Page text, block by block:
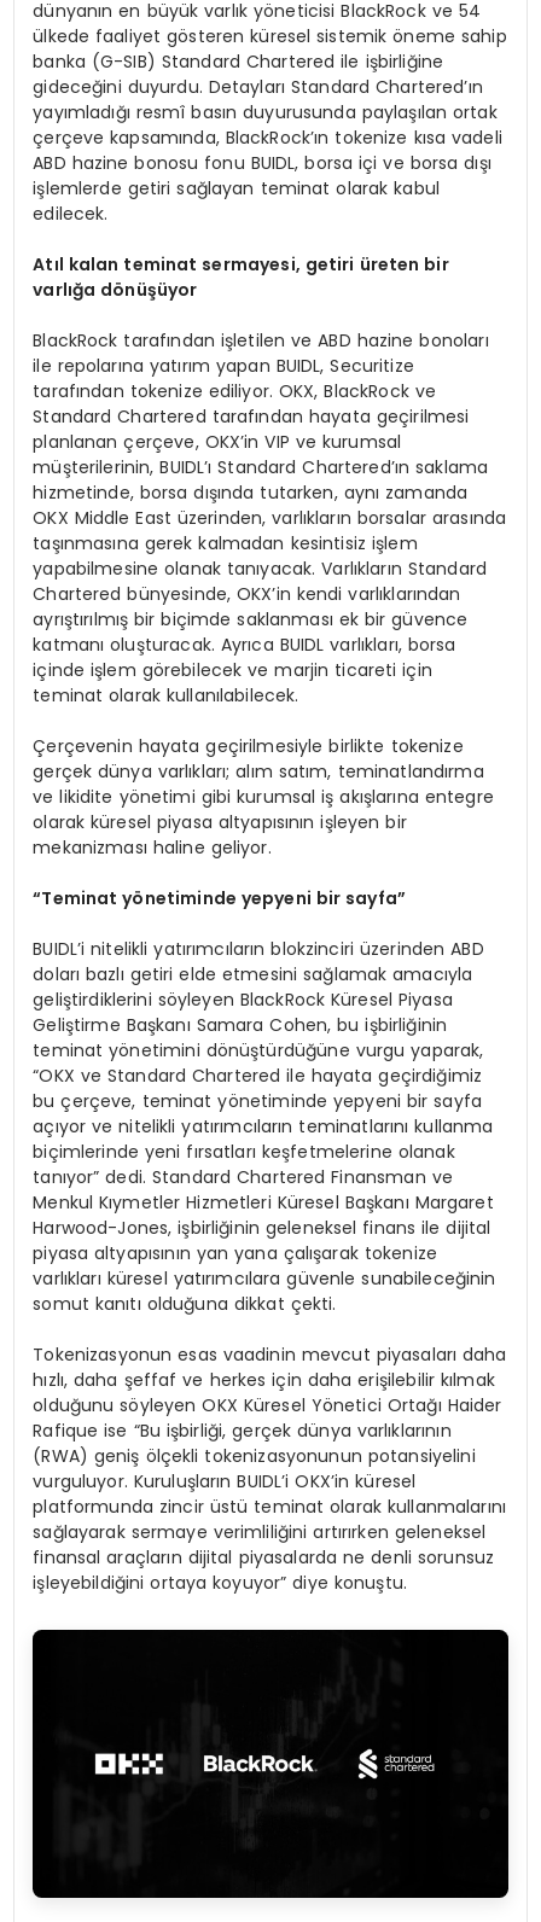
dünyanın en büyük varlık yöneticisi BlackRock ve 54
ülkede faaliyet gösteren küresel sistemik öneme sahip
banka (G-SIB) Standard Chartered ile işbirliğine
gideceğini duyurdu. Detayları Standard Chartered’ın
yayımladığı resmî basın duyurusunda paylaşılan ortak
çerçeve kapsamında, BlackRock’ın tokenize kısa vadeli
ABD hazine bonosu fonu BUIDL, borsa içi ve borsa dışı
işlemlerde getiri sağlayan teminat olarak kabul
edilecek.
Atıl kalan teminat sermayesi, getiri üreten bir
varlığa dönüşüyor
BlackRock tarafından işletilen ve ABD hazine bonoları
ile repolarına yatırım yapan BUIDL, Securitize
tarafından tokenize ediliyor. OKX, BlackRock ve
Standard Chartered tarafından hayata geçirilmesi
planlanan çerçeve, OKX’in VIP ve kurumsal
müşterilerinin, BUIDL’ı Standard Chartered’ın saklama
hizmetinde, borsa dışında tutarken, aynı zamanda
OKX Middle East üzerinden, varlıkların borsalar arasında
taşınmasına gerek kalmadan kesintisiz işlem
yapabilmesine olanak tanıyacak. Varlıkların Standard
Chartered bünyesinde, OKX’in kendi varlıklarından
ayrıştırılmış bir biçimde saklanması ek bir güvence
katmanı oluşturacak. Ayrıca BUIDL varlıkları, borsa
içinde işlem görebilecek ve marjin ticareti için
teminat olarak kullanılabilecek.
Çerçevenin hayata geçirilmesiyle birlikte tokenize
gerçek dünya varlıkları; alım satım, teminatlandırma
ve likidite yönetimi gibi kurumsal iş akışlarına entegre
olarak küresel piyasa altyapısının işleyen bir
mekanizması haline geliyor.
“Teminat yönetiminde yepyeni bir sayfa”
BUIDL’i nitelikli yatırımcıların blokzinciri üzerinden ABD
doları bazlı getiri elde etmesini sağlamak amacıyla
geliştirdiklerini söyleyen BlackRock Küresel Piyasa
Geliştirme Başkanı Samara Cohen, bu işbirliğinin
teminat yönetimini dönüştürdüğüne vurgu yaparak,
“OKX ve Standard Chartered ile hayata geçirdiğimiz
bu çerçeve, teminat yönetiminde yepyeni bir sayfa
açıyor ve nitelikli yatırımcıların teminatlarını kullanma
biçimlerinde yeni fırsatları keşfetmelerine olanak
tanıyor” dedi. Standard Chartered Finansman ve
Menkul Kıymetler Hizmetleri Küresel Başkanı Margaret
Harwood-Jones, işbirliğinin geleneksel finans ile dijital
piyasa altyapısının yan yana çalışarak tokenize
varlıkları küresel yatırımcılara güvenle sunabileceğinin
somut kanıtı olduğuna dikkat çekti.
Tokenizasyonun esas vaadinin mevcut piyasaları daha
hızlı, daha şeffaf ve herkes için daha erişilebilir kılmak
olduğunu söyleyen OKX Küresel Yönetici Ortağı Haider
Rafique ise “Bu işbirliği, gerçek dünya varlıklarının
(RWA) geniş ölçekli tokenizasyonunun potansiyelini
vurguluyor. Kuruluşların BUIDL’i OKX’in küresel
platformunda zincir üstü teminat olarak kullanmalarını
sağlayarak sermaye verimliliğini artırırken geleneksel
finansal araçların dijital piyasalarda ne denli sorunsuz
işleyebildiğini ortaya koyuyor” diye konuştu.